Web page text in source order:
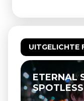
UITGELICHTE
ETERNAL